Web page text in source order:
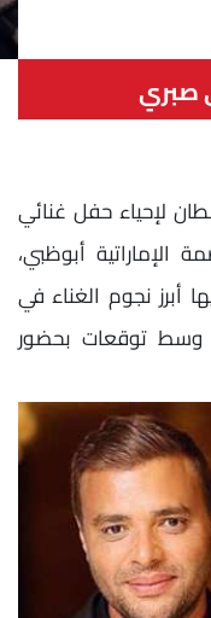
صبري
لإحياء حفل غنائي
الإماراتية أبوظبي،
أبرز نجوم الغناء في
وسط توقعات بحضور